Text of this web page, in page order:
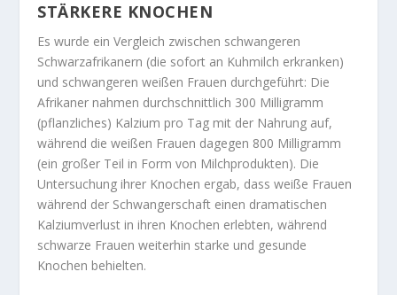
STÄRKERE KNOCHEN
Es wurde ein Vergleich zwischen schwangeren
Schwarzafrikanern (die sofort an Kuhmilch erkranken)
und schwangeren weißen Frauen durchgeführt: Die
Afrikaner nahmen durchschnittlich 300 Milligramm
(pflanzliches) Kalzium pro Tag mit der Nahrung auf,
während die weißen Frauen dagegen 800 Milligramm
(ein großer Teil in Form von Milchprodukten). Die
Untersuchung ihrer Knochen ergab, dass weiße Frauen
während der Schwangerschaft einen dramatischen
Kalziumverlust in ihren Knochen erlebten, während
schwarze Frauen weiterhin starke und gesunde
Knochen behielten.